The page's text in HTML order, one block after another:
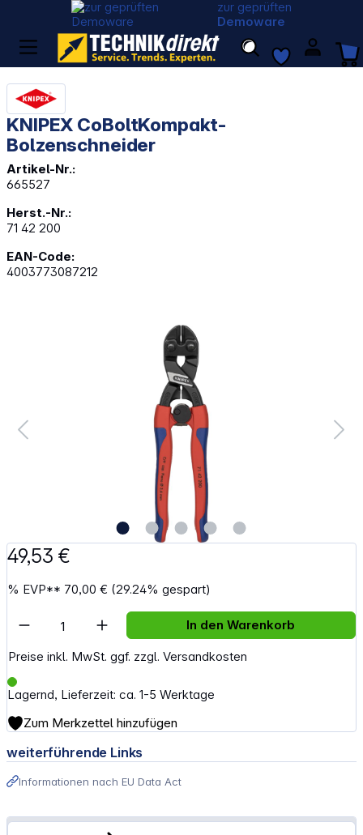
zur geprüften
Demoware
KNIPEX CoBoltKompakt-
Bolzenschneider
Artikel-Nr.:
665527
Herst.-Nr.:
71 42 200
EAN-Code:
4003773087212
49,53 €
% EVP** 70,00 € (29.24% gespart)
Preise inkl. MwSt. ggf. zzgl. Versandkosten
Lagernd, Lieferzeit: ca. 1-5 Werktage
Artikel Anzahl: Gib den gewünschten
In den Warenkorb
Zum Merkzettel hinzufügen
weiterführende Links
Informationen nach EU Data Act